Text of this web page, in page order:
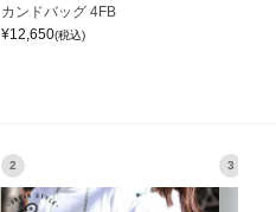
カンドバッグ 4FB
¥12,650(税込)
2 3